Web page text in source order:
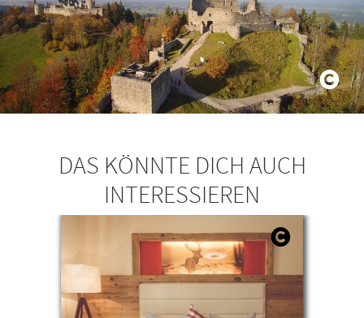
DAS KÖNNTE DICH AUCH
INTERESSIEREN